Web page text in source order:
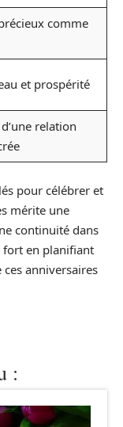
comme
et prospérité
relation
pour célébrer et
mérite une
continuité dans
fort en planifiant
anniversaires
: